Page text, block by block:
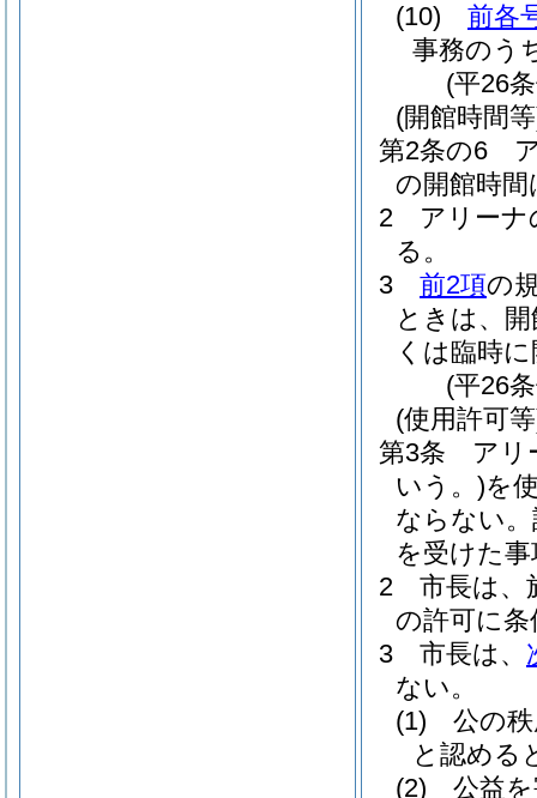
(10)
前各
事務のう
(平26
(開館時間
第2条の6
の開館時
2
アリーナ
る。
3
前2項の
ときは、
くは臨時
(平26
(使用許可
第3条
アリ
いう。)を
ならない。
を受けた
2
市長は、
の許可に
3
市長は、
ない。
(1)
公の
と認める
(2)
公益